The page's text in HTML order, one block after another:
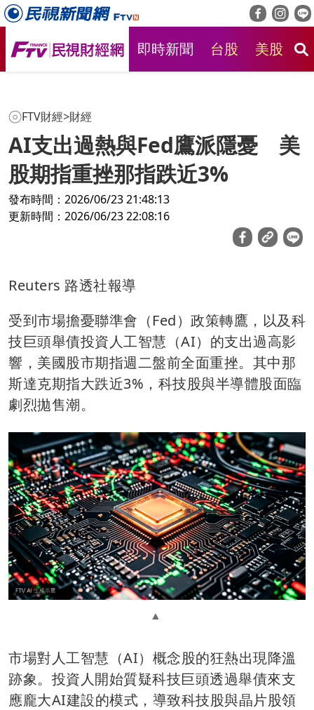
即時新聞 台股 美股
FTV財經>財經
AI支出過熱與Fed鷹派隱憂 美
股期指重挫那指跌近3%
發布時間：2026/06/23 21:48:13
更新時間：2026/06/23 22:08:16
Reuters 路透社報導
受到市場擔憂聯準會（Fed）政策轉鷹，以及科
技巨頭舉債投資人工智慧（AI）的支出過高影
響，美國股市期指週二盤前全面重挫。其中那
斯達克期指大跌近3%，科技股與半導體股面臨
劇烈拋售潮。
市場對人工智慧（AI）概念股的狂熱出現降溫
跡象。投資人開始質疑科技巨頭透過舉債來支
應龐大AI建設的模式，導致科技股與晶片股領